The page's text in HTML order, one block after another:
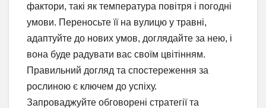
фактори, такі як температура повітря і погодні
умови. Переносьте її на вулицю у травні,
адаптуйте до нових умов, доглядайте за нею, і
вона буде радувати вас своїм цвітінням.
Правильний догляд та спостереження за
рослиною є ключем до успіху.
Запроваджуйте обговорені стратегії та